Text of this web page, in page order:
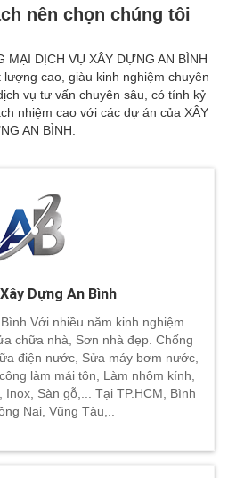
nên chọn chúng tôi
MẠI DỊCH VỤ XÂY DỰNG AN BÌNH
cao, giàu kinh nghiệm chuyên
vụ tư vấn chuyên sâu, có tính kỷ
nhiệm cao với các dự án của XÂY
AN BÌNH.
Dựng An Bình
Với nhiều năm kinh nghiệm
chữa nhà, Sơn nhà đẹp. Chống
điện nước, Sửa máy bơm nước,
làm mái tôn, Làm nhôm kính,
Sàn gỗ,... Tại TP.HCM, Bình
Nai, Vũng Tàu,..